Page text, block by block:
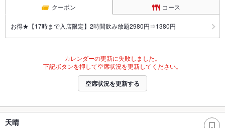
クーポン コース
お得★【17時まで入店限定】2時間飲み放題2980円⇒1380円
カレンダーの更新に失敗しました。
下記ボタンを押して空席状況を更新してください。
空席状況を更新する
天晴